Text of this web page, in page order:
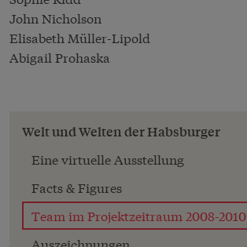
John Nicholson
Elisabeth Müller-Lipold
Abigail Prohaska
Welt und Welten der Habsburger
Eine virtuelle Ausstellung
Facts & Figures
Team im Projektzeitraum 2008-2010